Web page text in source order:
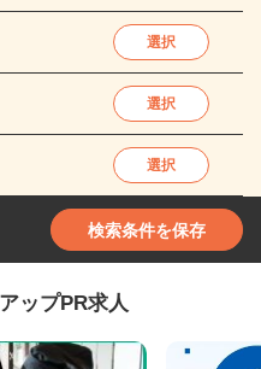
選択
選択
選択
検索条件を保存
ップPR求人